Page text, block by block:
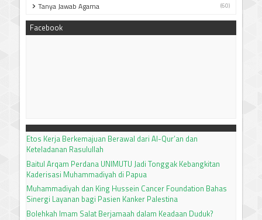
Tanya Jawab Agama (60)
Facebook
Etos Kerja Berkemajuan Berawal dari Al-Qur’an dan
Keteladanan Rasulullah
Baitul Arqam Perdana UNIMUTU Jadi Tonggak Kebangkitan
Kaderisasi Muhammadiyah di Papua
Muhammadiyah dan King Hussein Cancer Foundation Bahas
Sinergi Layanan bagi Pasien Kanker Palestina
Bolehkah Imam Salat Berjamaah dalam Keadaan Duduk?